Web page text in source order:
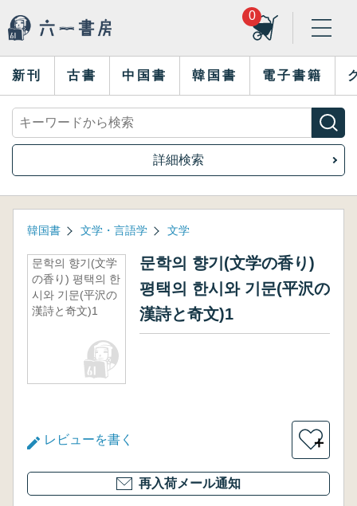
0
新刊 古書 中国書 韓国書 電子書籍
詳細検索
韓国書 文学・言語学 文学
문학의 향기(文学
の香り) 평택의 한
시와 기문(平沢の
漢詩と奇文)1
문학의 향기(文学の香り)
평택의 한시와 기문(平沢の
漢詩と奇文)1
レビューを書く ＋
再入荷メール通知